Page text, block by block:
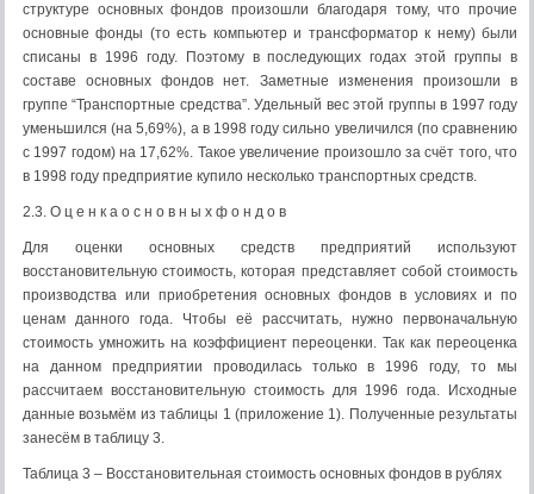
структуре основных фондов произошли благодаря тому, что прочие
основные фонды (то есть компьютер и трансформатор к нему) были
списаны в 1996 году. Поэтому в последующих годах этой группы в
составе основных фондов нет. Заметные изменения произошли в
группе “Транспортные средства”. Удельный вес этой группы в 1997 году
уменьшился (на 5,69%), а в 1998 году сильно увеличился (по сравнению
с 1997 годом) на 17,62%. Такое увеличение произошло за счёт того, что
в 1998 году предприятие купило несколько транспортных средств.
2.3. О ц е н к а о с н о в н ы х ф о н д о в
Для оценки основных средств предприятий используют
восстановительную стоимость, которая представляет собой стоимость
производства или приобретения основных фондов в условиях и по
ценам данного года. Чтобы её рассчитать, нужно первоначальную
стоимость умножить на коэффициент переоценки. Так как переоценка
на данном предприятии проводилась только в 1996 году, то мы
рассчитаем восстановительную стоимость для 1996 года. Исходные
данные возьмём из таблицы 1 (приложение 1). Полученные результаты
занесём в таблицу 3.
Таблица 3 – Восстановительная стоимость основных фондов в рублях